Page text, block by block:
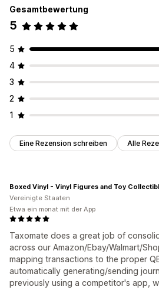
Gesamtbewertung
5
5
4
3
2
1
Eine Rezension schreiben Alle
Taxomate does a great job of
across our Amazon/Ebay/Walmart/
mapping transactions to the proper
automatically generating/sending
previously using a competitor's app,
Boxed Vinyl - Vinyl Figures and Toy
Vereinigte Staaten
Etwa ein monat mit der App